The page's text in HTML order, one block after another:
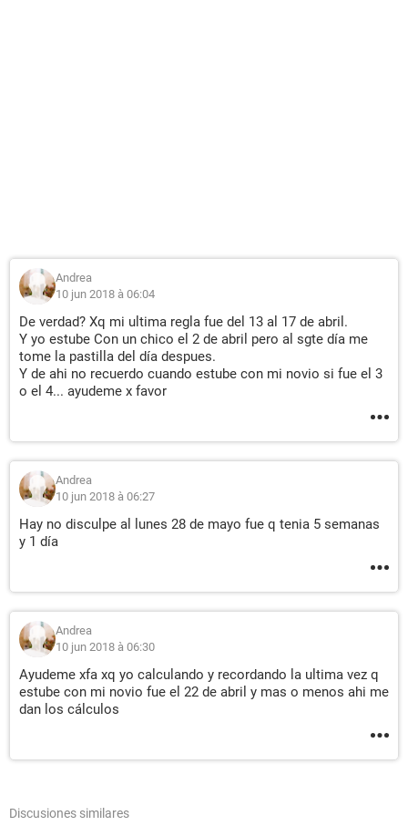
Andrea
10 jun 2018 à 06:04
De verdad? Xq mi ultima regla fue del 13 al 17 de abril.
Y yo estube Con un chico el 2 de abril pero al sgte día me
tome la pastilla del día despues.
Y de ahi no recuerdo cuando estube con mi novio si fue el 3
o el 4... ayudeme x favor
Andrea
10 jun 2018 à 06:27
Hay no disculpe al lunes 28 de mayo fue q tenia 5 semanas
y 1 día
Andrea
10 jun 2018 à 06:30
Ayudeme xfa xq yo calculando y recordando la ultima vez q
estube con mi novio fue el 22 de abril y mas o menos ahi me
dan los cálculos
Discusiones similares